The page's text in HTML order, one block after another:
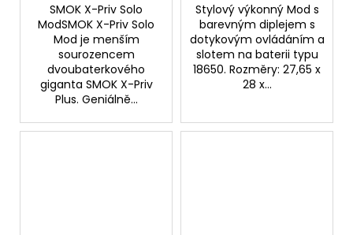
SMOK X-Priv Solo
ModSMOK X-Priv Solo
Mod je menším
sourozencem
dvoubaterkového
giganta SMOK X-Priv
Plus. Geniálně...
Stylový výkonný Mod s
barevným diplejem s
dotykovým ovládáním a
slotem na baterii typu
18650. Rozměry: 27,65 x
28 x...